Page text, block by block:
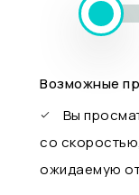
Возможные
Вы
со
ожидаемую